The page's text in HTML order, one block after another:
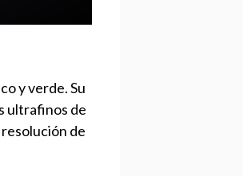
y verde. Su
ultrafinos de
de